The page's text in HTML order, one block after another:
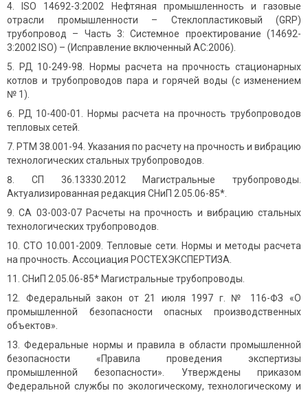
ISO 14692-3:2002 Нефтяная промышленность и газовые
отрасли промышленности – Стеклопластиковый (GRP)
трубопровод – Часть 3: Системное проектирование (14692-
3:2002 ISO) – (Исправление включенный AC:2006).
РД 10-249-98. Нормы расчета на прочность стационарных
котлов и трубопроводов пара и горячей воды (с изменением
№ 1).
РД 10-400-01. Нормы расчета на прочность трубопроводов
тепловых сетей.
РТМ 38.001-94. Указания по расчету на прочность и вибрацию
технологических стальных трубопроводов.
СП 36.13330.2012 Магистральные трубопроводы.
Актуализированная редакция СНиП 2.05.06-85*.
СА 03-003-07 Расчеты на прочность и вибрацию стальных
технологических трубопроводов.
СТО 10.001-2009. Тепловые сети. Нормы и методы расчета
на прочность. Ассоциация РОСТЕХЭКСПЕРТИЗА.
СНиП 2.05.06-85* Магистральные трубопроводы.
Федеральный закон от 21 июля 1997 г. № 116-ФЗ «О
промышленной безопасности опасных производственных
объектов».
Федеральные нормы и правила в области промышленной
безопасности «Правила проведения экспертизы
промышленной безопасности». Утверждены приказом
Федеральной службы по экологическому, технологическому и